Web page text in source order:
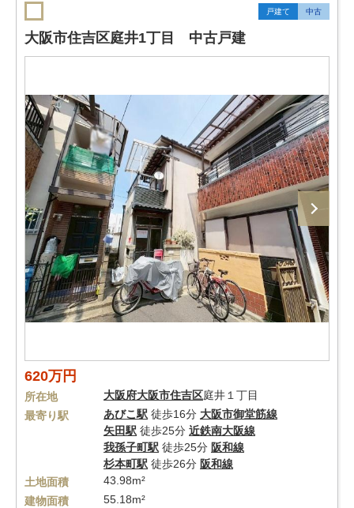
戸建て 中古
大阪市住吉区庭井1丁目 中古戸建
620万円
所在地 大阪府大阪市住吉区庭井１丁目
最寄り駅
あびこ駅 徒歩16分 大阪市御堂筋線
矢田駅 徒歩25分 近鉄南大阪線
我孫子町駅 徒歩25分 阪和線
杉本町駅 徒歩26分 阪和線
土地面積
43.98m²
建物面積
55.18m²